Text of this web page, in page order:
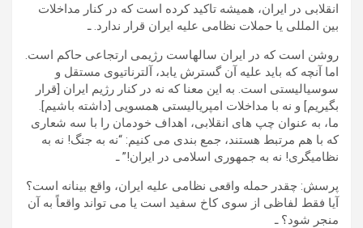
انقلابی در ایران، همیشه تاکید کرده است که در کنار مداخلات
بین المللی یا حملات نظامی علیه ایران قرار ندارد. ـ
روشن است که در ایران سالهاست رژیمی ارتجاعی حاکم است.
اما آنچه که باید علیه آن گسترش یابد، آلترناتیوی مستقل و
سوسیالیستی است. به این معنا که نه در کنار رژیم ایران [قرار
بگیریم] و نه با مداخلات امپریالیستی همسویی [داشته باشیم].
ما، به عنوان چپ های انقلابی، اهداف خودمان را با سه شعاری
که با هم مرتبط هستند، جمع بندی می کنیم: “نه به جنگ! نه به
نظامیگری! نه به جمهوری اسلامی در ایران!” ـ
پرسش: چقدر حمله واقعی نظامی علیه ایران، واقع بینانه است؟
آیا فقط لفاظی از سوی کاخ سفید است یا می تواند واقعاً به آن
منجر شود؟ ـ